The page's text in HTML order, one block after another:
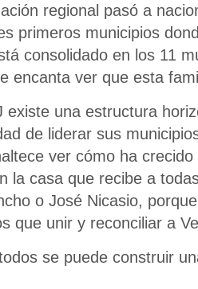
regional pasó a
primeros municipios
consolidado en los 11
encanta ver que esta
existe una estructura
de liderar sus
ver cómo ha
la casa que recibe a
o José Nicasio,
que unir y reconciliar a
se puede construir